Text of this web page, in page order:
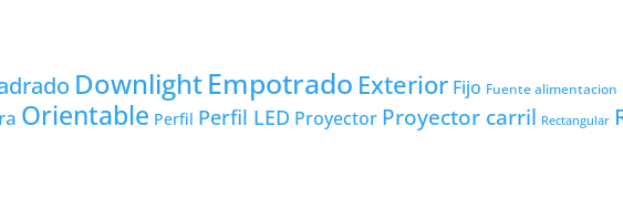
DownlightEmpotrado Exterior Fijo Fuente alimentacion
Orientable Perfil Perfil LED Proyector Proyector carril Rectangular